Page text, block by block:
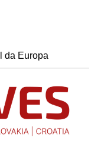
da Europa